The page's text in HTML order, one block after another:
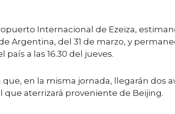
Internacional de Ezeiza,
Argentina, del 31 de marzo, y
a las 16.30 del jueves.
en la misma jornada, llegarán dos
aterrizará proveniente de Beijing.